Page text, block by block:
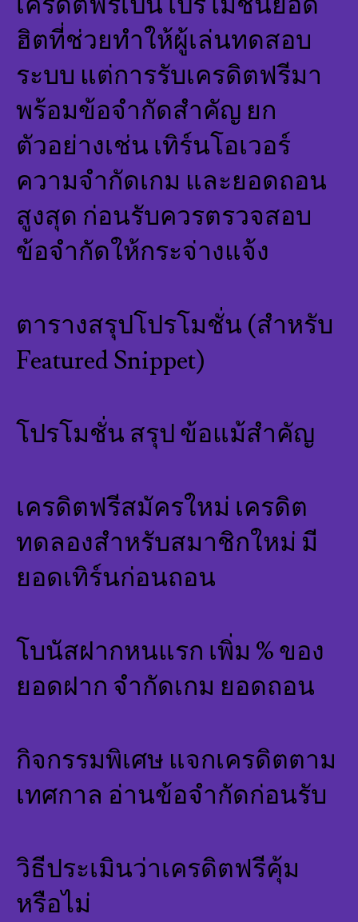
ฮิตที่ช่วยทำให้ผู้เล่นทดสอบ
ระบบ แต่การรับเครดิตฟรีมา
พร้อมข้อจำกัดสำคัญ ยก
ตัวอย่างเช่น เทิร์นโอเวอร์
ความจำกัดเกม และยอดถอน
สูงสุด ก่อนรับควรตรวจสอบ
ข้อจำกัดให้กระจ่างแจ้ง
ตารางสรุปโปรโมชั่น (สำหรับ
Featured Snippet)
โปรโมชั่น สรุป ข้อแม้สำคัญ
เครดิตฟรีสมัครใหม่ เครดิต
ทดลองสำหรับสมาชิกใหม่ มี
ยอดเทิร์นก่อนถอน
โบนัสฝากหนแรก เพิ่ม % ของ
ยอดฝาก จำกัดเกม ยอดถอน
กิจกรรมพิเศษ แจกเครดิตตาม
เทศกาล อ่านข้อจำกัดก่อนรับ
วิธีประเมินว่าเครดิตฟรีคุ้ม
หรือไม่